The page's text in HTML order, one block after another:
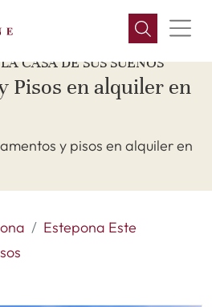
CASA DE SUS SUEÑOS
Pisos en alquiler en
y pisos en alquiler en
Estepona Este